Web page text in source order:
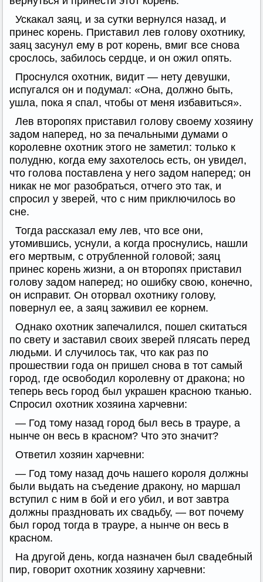
Ускакал заяц, и за сутки вернулся назад, и
принес корень. Приставил лев голову охотнику,
заяц засунул ему в рот корень, вмиг все снова
срослось, забилось сердце, и он ожил опять.
Проснулся охотник, видит — нету девушки,
испугался он и подумал: «Она, должно быть,
ушла, пока я спал, чтобы от меня избавиться».
Лев второпях приставил голову своему хозяину
задом наперед, но за печальными думами о
королевне охотник этого не заметил: только к
полудню, когда ему захотелось есть, он увидел,
что голова поставлена у него задом наперед; он
никак не мог разобраться, отчего это так, и
спросил у зверей, что с ним приключилось во
сне.
Тогда рассказал ему лев, что все они,
утомившись, уснули, а когда проснулись, нашли
его мертвым, с отрубленной головой; заяц
принес корень жизни, а он второпях приставил
голову задом наперед; но ошибку свою, конечно,
он исправит. Он оторвал охотнику голову,
повернул ее, а заяц заживил ее корнем.
Однако охотник запечалился, пошел скитаться
по свету и заставил своих зверей плясать перед
людьми. И случилось так, что как раз по
прошествии года он пришел снова в тот самый
город, где освободил королевну от дракона; но
теперь весь город был украшен красною тканью.
Спросил охотник хозяина харчевни:
— Год тому назад город был весь в трауре, а
нынче он весь в красном? Что это значит?
Ответил хозяин харчевни:
— Год тому назад дочь нашего короля должны
были выдать на съедение дракону, но маршал
вступил с ним в бой и его убил, и вот завтра
должны праздновать их свадьбу, — вот почему
был город тогда в трауре, а нынче он весь в
красном.
На другой день, когда назначен был свадебный
пир, говорит охотник хозяину харчевни: